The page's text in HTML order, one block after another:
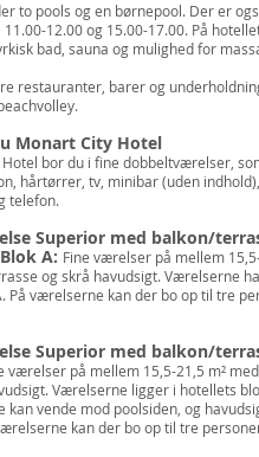
to pools og en børnepool. Der er
12.00 og 15.00-17.00. På
bad, sauna og mulighed for
restauranter, barer og
Monart City Hotel
Hotel bor du i fine dobbeltværelser,
hårtørrer, tv, minibar (uden
telefon.
Superior med balkon/
A: Fine værelser på mellem
og skrå havudsigt. Værelserne
På værelserne kan der bo op til tre
Superior med balkon/
værelser på mellem 15,5-21,5 m²
Værelserne ligger i hotellets
kan vende mod poolsiden, og
kan der bo op til tre